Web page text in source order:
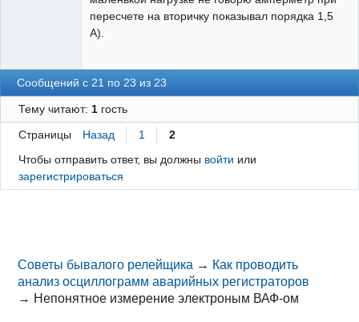
пересчете на вторичку показывал порядка 1,5
А).
Сообщений с 21 по 23 из 23
Тему читают: 1гость
Страницы Назад 1
2
Чтобы отправить ответ, вы должны войти или
зарегистрироваться
Советы бывалого релейщика → Как проводить
анализ осциллограмм аварийных регистраторов
→ Непонятное измерение электроным ВАФ-ом